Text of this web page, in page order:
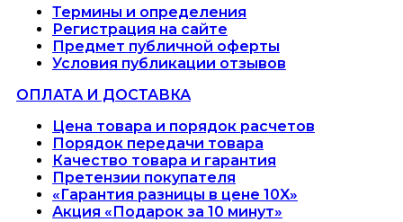
Термины и определения
Регистрация на сайте
Предмет публичной оферты
Условия публикации отзывов
ОПЛАТА И ДОСТАВКА
Цена товара и порядок расчетов
Порядок передачи товара
Качество товара и гарантия
Претензии покупателя
«Гарантия разницы в цене 10X»
Акция «Подарок за 10 минут»